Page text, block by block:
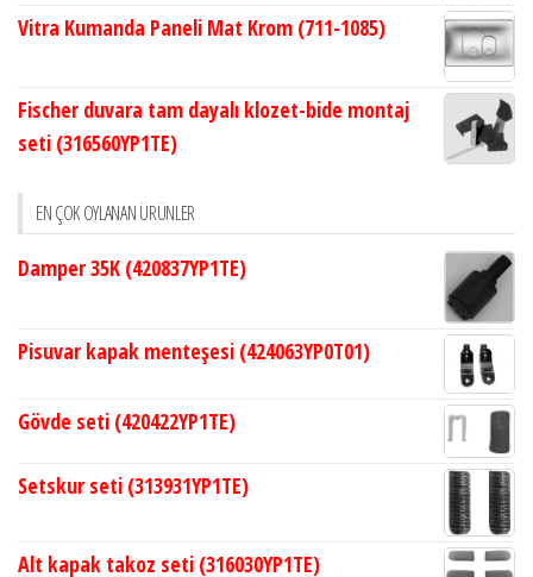
Vitra Kumanda Paneli Mat Krom (711-1085)
Fischer duvara tam dayalı klozet-bide montaj
seti (316560YP1TE)
EN ÇOK OYLANAN ÜRÜNLER
Damper 35K (420837YP1TE)
Pisuvar kapak menteşesi (424063YP0T01)
Gövde seti (420422YP1TE)
Setskur seti (313931YP1TE)
Alt kapak takoz seti (316030YP1TE)